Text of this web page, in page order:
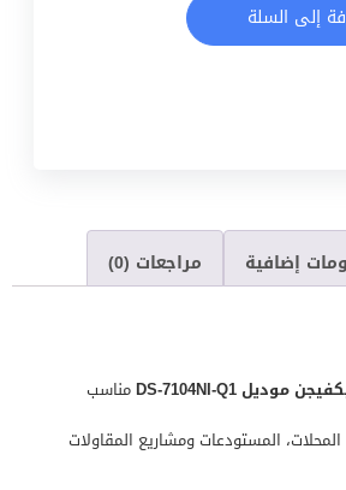
إلى السلة
إضافية مراجعات (0)
مناسب
المحلات، المستودعات ومشاريع المقاولات